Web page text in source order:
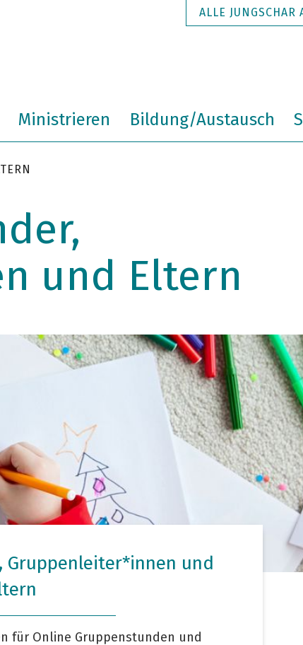
ALLE JUNGSCHAR
Ministrieren Bildung/Austausch
und Eltern
Natalia/shutterstock
Gruppenleiter*innen und
für Online Gruppenstunden und